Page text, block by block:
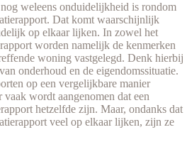
weleens onduidelijkheid is rondom
Dat komt waarschijnlijk
op elkaar lijken. In zowel het
worden namelijk de kenmerken
woning vastgelegd. Denk hierbij
onderhoud en de eigendomssituatie.
op een vergelijkbare manier
wordt aangenomen dat een
hetzelfde zijn. Maar, ondanks dat
veel op elkaar lijken, zijn ze